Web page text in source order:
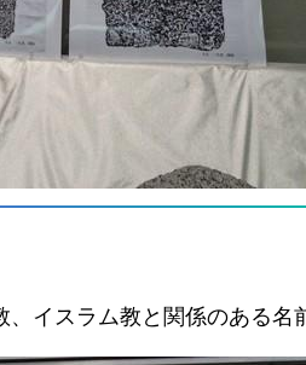
イスラム教と関係のある名